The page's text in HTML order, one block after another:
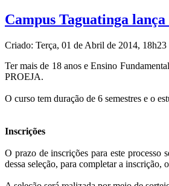
Campus Taguatinga
Criado: Terça, 01 de Abril de 2014, 18h23
Ter mais de 18 anos e Ensino
PROEJA.
O curso tem duração de 6 semestres e o
Inscrições
O prazo de inscrições para este processo
dessa seleção, para completar a